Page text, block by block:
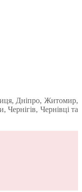
Дніпро, Житомир,
Чернівці та